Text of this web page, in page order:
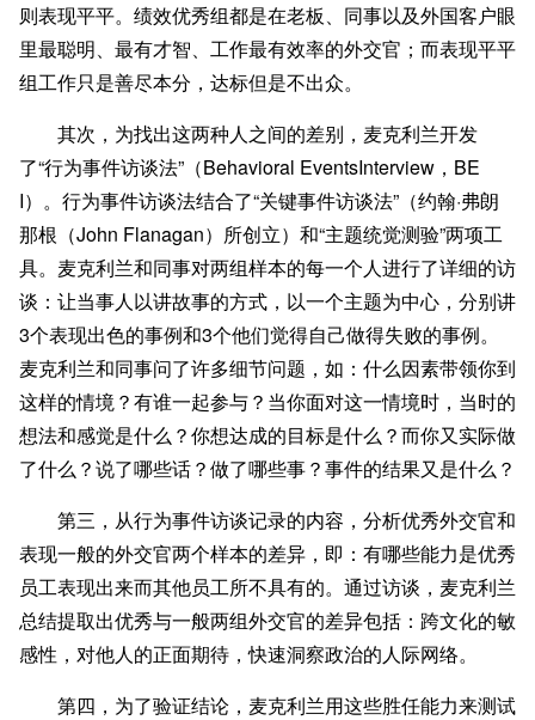
则表现平平。绩效优秀组都是在老板、同事以及外国客户眼
里最聪明、最有才智、工作最有效率的外交官；而表现平平
组工作只是善尽本分，达标但是不出众。
其次，为找出这两种人之间的差别，麦克利兰开发
了“行为事件访谈法”（Behavioral EventsInterview，BE
I）。行为事件访谈法结合了“关键事件访谈法”（约翰·弗朗
那根（John Flanagan）所创立）和“主题统觉测验”两项工
具。麦克利兰和同事对两组样本的每一个人进行了详细的访
谈：让当事人以讲故事的方式，以一个主题为中心，分别讲
3个表现出色的事例和3个他们觉得自己做得失败的事例。
麦克利兰和同事问了许多细节问题，如：什么因素带领你到
这样的情境？有谁一起参与？当你面对这一情境时，当时的
想法和感觉是什么？你想达成的目标是什么？而你又实际做
了什么？说了哪些话？做了哪些事？事件的结果又是什么？
第三，从行为事件访谈记录的内容，分析优秀外交官和
表现一般的外交官两个样本的差异，即：有哪些能力是优秀
员工表现出来而其他员工所不具有的。通过访谈，麦克利兰
总结提取出优秀与一般两组外交官的差异包括：跨文化的敏
感性，对他人的正面期待，快速洞察政治的人际网络。
第四，为了验证结论，麦克利兰用这些胜任能力来测试